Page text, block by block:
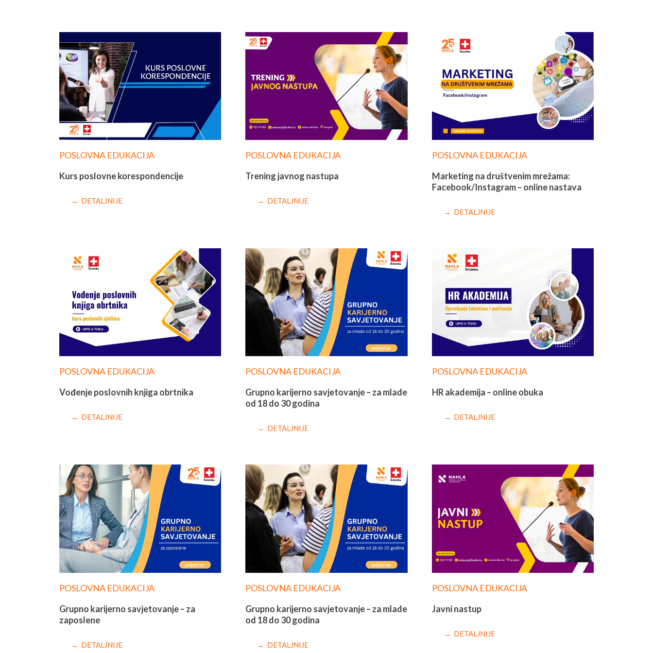
POSLOVNA EDUKACIJA
Kurs poslovne korespondencije
→ DETALJNIJE
POSLOVNA EDUKACIJA
Trening javnog nastupa
→ DETALJNIJE
POSLOVNA EDUKACIJA
Marketing na društvenim mrežama:
Facebook/Instagram – online nastava
→ DETALJNIJE
POSLOVNA EDUKACIJA
Vođenje poslovnih knjiga obrtnika
→ DETALJNIJE
POSLOVNA EDUKACIJA
Grupno karijerno savjetovanje – za mlade
od 18 do 30 godina
→ DETALJNIJE
POSLOVNA EDUKACIJA
HR akademija – online obuka
→ DETALJNIJE
POSLOVNA EDUKACIJA
Grupno karijerno savjetovanje – za
zaposlene
→ DETALJNIJE
POSLOVNA EDUKACIJA
Grupno karijerno savjetovanje – za mlade
od 18 do 30 godina
→ DETALJNIJE
POSLOVNA EDUKACIJA
Javni nastup
→ DETALJNIJE